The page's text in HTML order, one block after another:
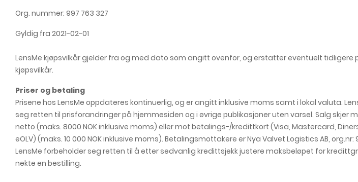
Org. nummer: 997 763 327
Gyldig fra 2021-02-01
LensMe kjøpsvilkår gjelder fra og med dato som angitt ovenfor, og erstatter eventuelt tidligere
kjøpsvilkår.
Priser og betaling
Prisene hos LensMe oppdateres kontinuerlig, og er angitt inklusive moms samt i lokal valuta.
seg retten til prisforandringer på hjemmesiden og i øvrige publikasjoner uten varsel. Salg skjer
netto (maks. 8000 NOK inklusive moms) eller mot betalings-/kredittkort (Visa, Mastercard,
eOLV) (maks. 10 000 NOK inklusive moms). Betalingsmottakere er Nya Valvet Logistics AB, org.nr:
LensMe forbeholder seg retten til å etter sedvanlig kredittsjekk justere maksbeløpet for
nekte en bestilling.